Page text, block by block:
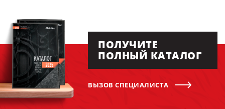
ПОЛУЧИТЕ
ПОЛНЫЙ КАТАЛОГ
ВЫЗОВ СПЕЦИАЛИСТА